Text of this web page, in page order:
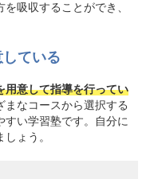
吸収することができ、
ている
用意して指導を行ってい
なコースから選択する
すい学習塾です。自分に
ょう。